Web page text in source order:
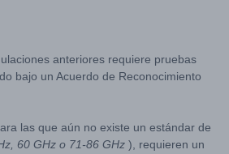
anteriores requiere pruebas
bajo un Acuerdo de Reconocimiento
las que aún no existe un estándar de
60 GHz o 71-86 GHz ), requieren un